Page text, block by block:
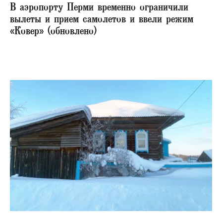
В аэропорту Перми временно ограничили
вылеты и прием самолетов и ввели режим
«Ковер» (обновлено)